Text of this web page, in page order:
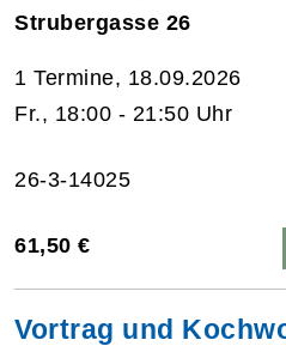
Strubergasse 26
1 Termine, 18.09.2026
Fr., 18:00 - 21:50 Uhr
26-3-14025
61,50 €
Vortrag und